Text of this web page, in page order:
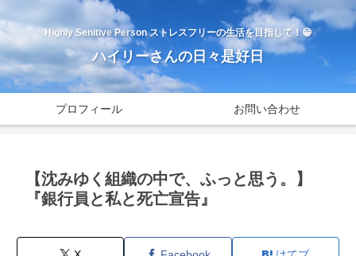
Highly Senitive Person ストレスフリーの生活を目指して！😁
ハイリーさんの日々是好日
プロフィール お問い合わせ
【沈みゆく組織の中で、ふっと思う。】
『銀行員と私と死亡宣告』